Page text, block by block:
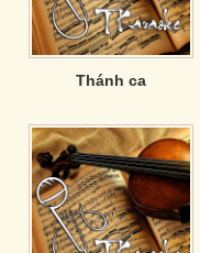
Thánh ca